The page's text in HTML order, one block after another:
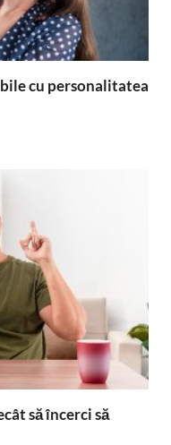
cu personalitatea
să încerci să